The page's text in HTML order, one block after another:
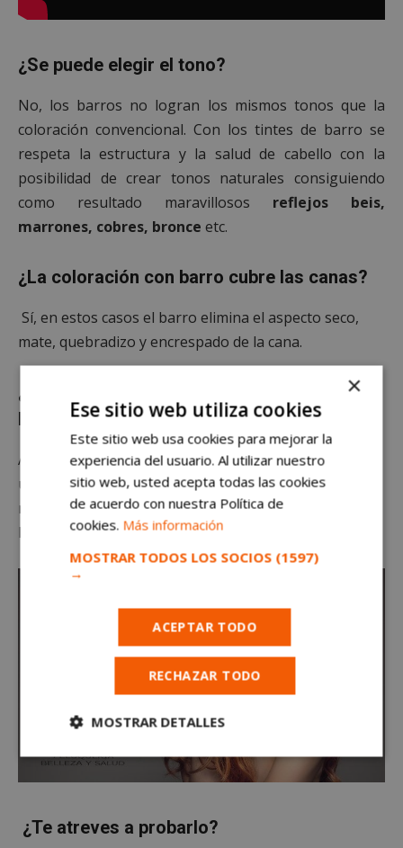
¿Se puede elegir el tono?
No, los barros no logran los mismos tonos que la
coloración convencional. Con los tintes de barro se
respeta la estructura y la salud de cabello con la
posibilidad de crear tonos naturales consiguiendo
como resultado maravillosos reflejos beis,
marrones, cobres, bronce etc.
¿La coloración con barro cubre las canas?
Sí, en estos casos el barro elimina el aspecto seco,
mate, quebradizo y encrespado de la cana.
¿
barro?
Al igual que un tinte convencional: aproximadamente
un mes y medio más o menos, depende mucho del
ritmo del crecimiento del cabello y de la frecuencia del
lavado.
¿Te atreves a probarlo?
×
Ese sitio web utiliza cookies
Este sitio web usa cookies para mejorar la
experiencia del usuario. Al utilizar nuestro
sitio web, usted acepta todas las cookies
de acuerdo con nuestra Política de
cookies. Más información
MOSTRAR TODOS LOS SOCIOS (1597)
→
ACEPTAR TODO
RECHAZAR TODO
MOSTRAR DETALLES
Cookies
estrictamente
necesarias
Cookies de
rendimiento